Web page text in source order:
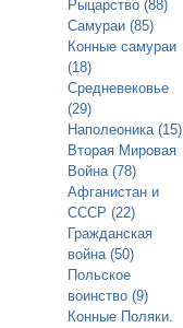
Рыцарство (88)
Самураи (85)
Конные самураи
(18)
Средневековье
(29)
Наполеоника (15)
Вторая Мировая
Война (78)
Афганистан и
СССР (22)
Гражданская
война (50)
Польское
воинство (9)
Конные Поляки.